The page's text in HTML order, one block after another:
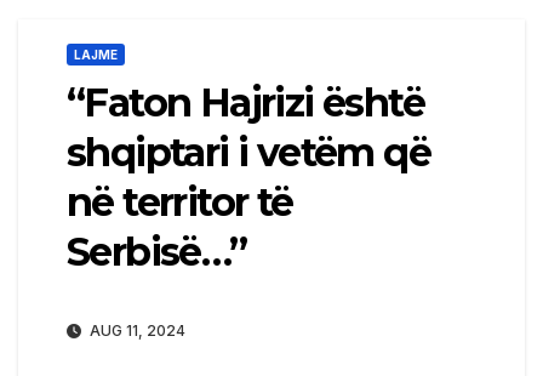
LAJME
“Faton Hajrizi është
shqiptari i vetëm që
në territor të
Serbisë…”
AUG 11, 2024